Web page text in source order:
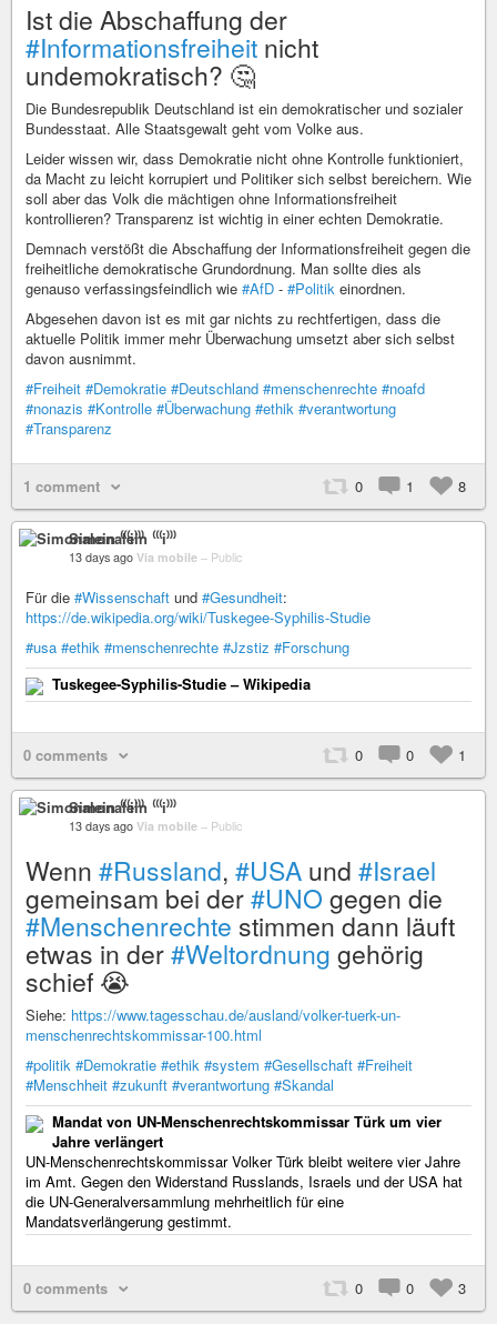
Ist die Abschaffung der
#Informationsfreiheit nicht
undemokratisch? 🤔
Die Bundesrepublik Deutschland ist ein demokratischer und sozialer
Bundesstaat. Alle Staatsgewalt geht vom Volke aus.
Leider wissen wir, dass Demokratie nicht ohne Kontrolle funktioniert,
da Macht zu leicht korrupiert und Politiker sich selbst bereichern. Wie
soll aber das Volk die mächtigen ohne Informationsfreiheit
kontrollieren? Transparenz ist wichtig in einer echten Demokratie.
Demnach verstößt die Abschaffung der Informationsfreiheit gegen die
freiheitliche demokratische Grundordnung. Man sollte dies als
genauso verfassingsfeindlich wie #AfD - #Politik einordnen.
Abgesehen davon ist es mit gar nichts zu rechtfertigen, dass die
aktuelle Politik immer mehr Überwachung umsetzt aber sich selbst
davon ausnimmt.
#Freiheit #Demokratie #Deutschland #menschenrechte #noafd
#nonazis #Kontrolle #Überwachung #ethik #verantwortung
#Transparenz
1 comment 0 1 8
Simonalein ⁽⁽⁽i⁾⁾⁾
13 days ago Via mobile – Public
Für die #Wissenschaft und #Gesundheit:
https://de.wikipedia.org/wiki/Tuskegee-Syphilis-Studie
#usa #ethik #menschenrechte #Jzstiz #Forschung
Tuskegee-Syphilis-Studie – Wikipedia
0 comments 0 0 1
Simonalein ⁽⁽⁽i⁾⁾⁾
13 days ago Via mobile – Public
Wenn #Russland, #USA und #Israel
gemeinsam bei der#UNO gegen die
#Menschenrechte stimmen dann läuft
etwas in der#Weltordnung gehörig
schief 😭
Siehe: https://www.tagesschau.de/ausland/volker-tuerk-un-
menschenrechtskommissar-100.html
#politik #Demokratie #ethik #system #Gesellschaft #Freiheit
#Menschheit #zukunft #verantwortung #Skandal
Mandat von UN-Menschenrechtskommissar Türk um vier
Jahre verlängert
UN-Menschenrechtskommissar Volker Türk bleibt weitere vier Jahre
im Amt. Gegen den Widerstand Russlands, Israels und der USA hat
die UN-Generalversammlung mehrheitlich für eine
Mandatsverlängerung gestimmt.
0 comments 0 0 3